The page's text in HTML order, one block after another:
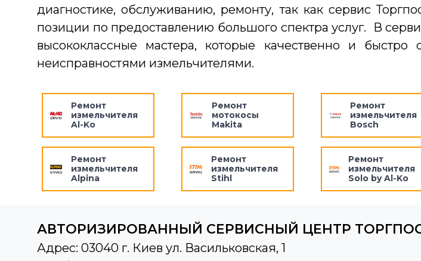
диагностике, обслуживанию, ремонту, так как сервис
позиции по предоставлению большого спектра услуг. В
высококлассные мастера, которые качественно и быстро
неисправностями измельчителями.
Ремонт
измельчителя
Al-Ko
Ремонт
измельчителя
Alpina
Ремонт
мотокосы
Makita
Ремонт
измельчителя
Stihl
Ремонт
измельчителя
Bosch
Ремонт
измельчителя
Solo by Al-Ko
АВТОРИЗИРОВАННЫЙ СЕРВИСНЫЙ ЦЕНТР
Адрес: 03040 г. Киев ул. Васильковская, 1